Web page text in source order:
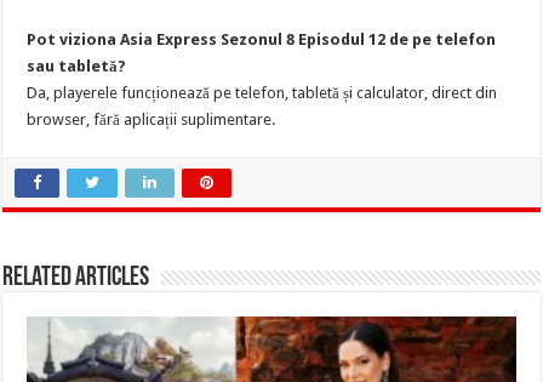
Pot viziona Asia Express Sezonul 8 Episodul 12 de pe telefon
sau tabletă?
Da, playerele funcționează pe telefon, tabletă și calculator, direct din
browser, fără aplicații suplimentare.
Related Articles